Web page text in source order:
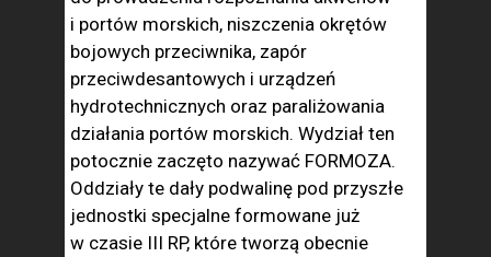
i portów morskich, niszczenia okrętów
bojowych przeciwnika, zapór
przeciwdesantowych i urządzeń
hydrotechnicznych oraz paraliżowania
działania portów morskich. Wydział ten
potocznie zaczęto nazywać FORMOZA.
Oddziały te dały podwalinę pod przyszłe
jednostki specjalne formowane już
w czasie III RP, które tworzą obecnie